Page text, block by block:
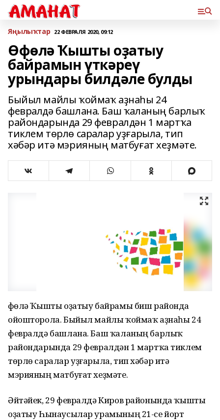
Яңылыҡтар 22 ФЕВРАЛЯ 2020, 09:12
Өфөлә Ҡышты оҙатыу
байрамын үткәреү
урындары билдәле булды
Быйыл майлы ҡоймаҡ аҙнаһы 24
февралдә башлана. Баш ҡаланың барлыҡ
райондарында 29 февралдән 1 мартҡа
тиклем төрлө саралар уҙғарыла, тип
хәбәр итә мэрияның матбуғат хеҙмәте.
Өфөлә Ҡышты оҙатыу байрамы биш районда
ойошторола. Быйыл майлы ҡоймаҡ аҙнаһы 24
февралдә башлана. Баш ҡаланың барлыҡ
райондарында 29 февралдән 1 мартҡа тиклем
төрлө саралар уҙғарыла, тип хәбәр итә
мэрияның матбуғат хеҙмәте.
Әйтәйек, 29 февралдә Киров районында ҡышты
оҙатыу Һынаусылар урамының 21-се йорт